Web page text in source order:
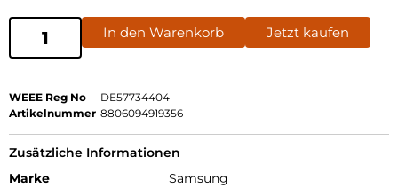
In den Warenkorb Jetzt kaufen
WEEE Reg No
DE57734404
Artikelnummer 8806094919356
Zusätzliche Informationen
Marke
Samsung